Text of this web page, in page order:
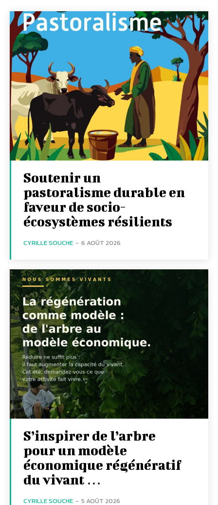
Soutenir un
pastoralisme durable en
faveur de socio-
écosystèmes résilients
CYRILLE SOUCHE - 6 AOÛT 2026
S’inspirer de l’arbre
pour un modèle
économique régénératif
du vivant …
CYRILLE SOUCHE - 5 AOÛT 2026